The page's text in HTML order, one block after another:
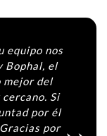
equipo nos
Bophal, el
mejor del
Si
por él
por